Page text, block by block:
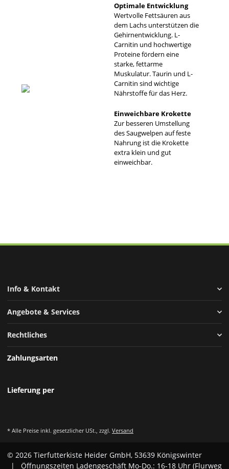
Optimale Entwicklung
Wertvolle Fettsäuren aus
dem Lachs unterstützen die
Gehirnentwicklung. L-
Carnitin und hochwertige
Proteine fördern eine
starke, fettarme
Muskulatur. Taurin und L-
Carnitin sind wichtige
Nährstoffe für das Herz.
Einweichbare Krokette
Zur besseren Umstellung
des Saugwelpen auf feste
Nahrung ist die Krokette
extra klein und gut
einweichbar.
Info & Kontakt
Angebote & Services
Rechtliches
Zahlungsarten
Lieferung per
* Alle Preise inkl. gesetzlicher USt., zzgl. Versand
© 2026 Tierfutterkiste Heider GmbH, 53639 Königswinter
| Öffnungszeiten Ladengeschäft Mo-Do.: 16-18 Uhr (Flurweg